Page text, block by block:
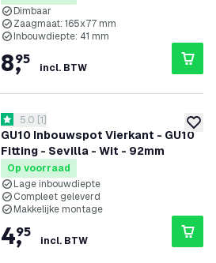
Dimbaar
Zaagmaat: 165x77 mm
Inbouwdiepte: 41 mm
8,
95
incl. BTW
GU10 Inbouwspot Vierkant - GU10
Fitting - Sevilla - Wit - 92mm
reviews drawer openen
5 score sterren
5.0 [1]
Op voorraad
Lage inbouwdiepte
Compleet geleverd
Makkelijke montage
4,
95
incl. BTW